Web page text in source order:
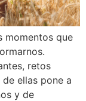
momentos que
retos
ellas pone a
y de